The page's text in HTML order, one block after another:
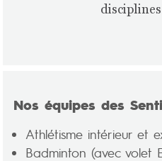
Nos équipes des
Athlétisme intérieur et
Badminton (avec volet